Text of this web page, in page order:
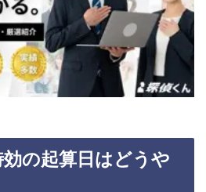
の起算日はどうや